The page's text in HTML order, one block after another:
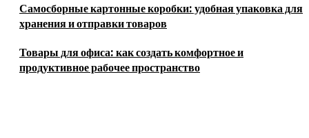
Самосборные картонные коробки: удобная упаковка для
хранения и отправки товаров
Товары для офиса: как создать комфортное и
продуктивное рабочее пространство